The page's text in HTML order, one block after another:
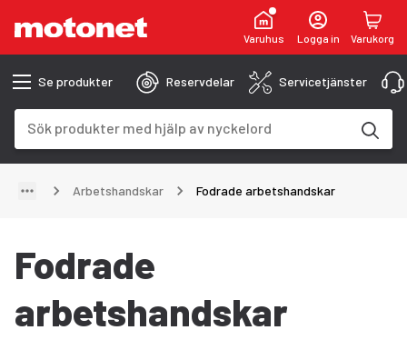
Varuhus Logga in Varukorg
Se produkter Reservdelar Servicetjänster
Arbetshandskar Fodrade arbetshandskar
Fodrade
arbetshandskar